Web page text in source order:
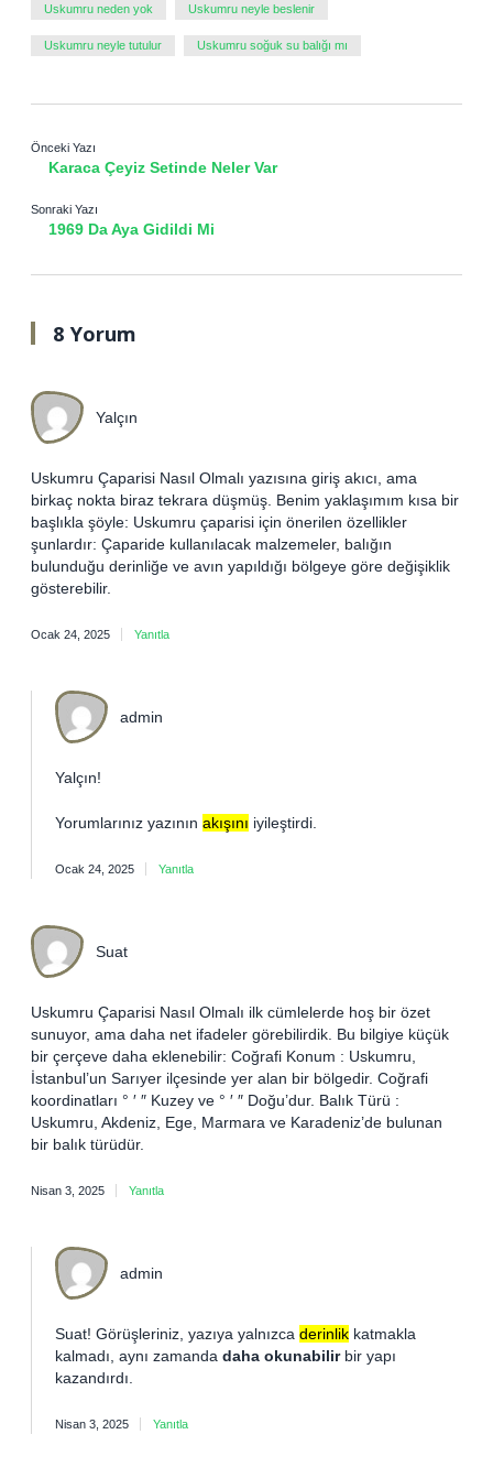
Uskumru neden yok Uskumru neyle beslenir
Uskumru neyle tutulur Uskumru soğuk su balığı mı
Önceki Yazı
Karaca Çeyiz Setinde Neler Var
Sonraki Yazı
1969 Da Aya Gidildi Mi
8 Yorum
Yalçın
Uskumru Çaparisi Nasıl Olmalı yazısına giriş akıcı, ama
birkaç nokta biraz tekrara düşmüş. Benim yaklaşımım kısa bir
başlıkla şöyle: Uskumru çaparisi için önerilen özellikler
şunlardır: Çaparide kullanılacak malzemeler, balığın
bulunduğu derinliğe ve avın yapıldığı bölgeye göre değişiklik
gösterebilir.
Ocak 24, 2025 Yanıtla
admin
Yalçın!
Yorumlarınız yazının akışını iyileştirdi.
Ocak 24, 2025 Yanıtla
Suat
Uskumru Çaparisi Nasıl Olmalı ilk cümlelerde hoş bir özet
sunuyor, ama daha net ifadeler görebilirdik. Bu bilgiye küçük
bir çerçeve daha eklenebilir: Coğrafi Konum : Uskumru,
İstanbul’un Sarıyer ilçesinde yer alan bir bölgedir. Coğrafi
koordinatları ° ′ ″ Kuzey ve ° ′ ″ Doğu’dur. Balık Türü :
Uskumru, Akdeniz, Ege, Marmara ve Karadeniz’de bulunan
bir balık türüdür.
Nisan 3, 2025 Yanıtla
admin
Suat! Görüşleriniz, yazıya yalnızca derinlik katmakla
kalmadı, aynı zamanda daha okunabilirbir yapı
kazandırdı.
Nisan 3, 2025 Yanıtla